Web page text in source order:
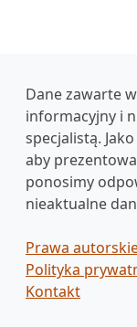
Dane zawarte
informacyjny i
specjalistą.
aby
ponosimy
nieaktualne
Prawa
Polityka
Kontakt